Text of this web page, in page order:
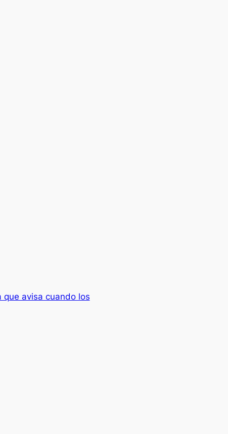
que avisa cuando los